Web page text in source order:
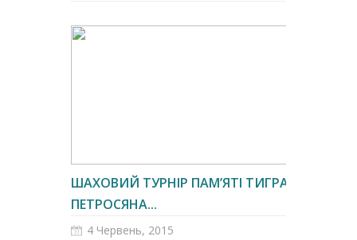
ШАХОВИЙ ТУРНІР ПАМ’ЯТІ ТИГРАНА
ПЕТРОСЯНА...
4 Червень, 2015